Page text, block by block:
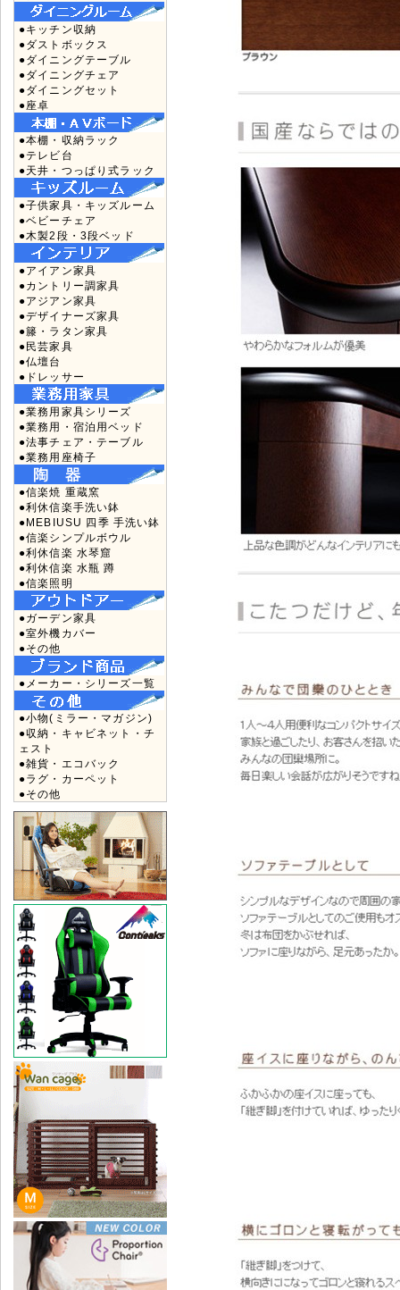
●キッチン収納
●ダストボックス
●ダイニングテーブル
●ダイニングチェア
●ダイニングセット
●座卓
●本棚・収納ラック
●テレビ台
●天井・つっぱり式ラック
●子供家具・キッズルーム
●ベビーチェア
●木製2段・3段ベッド
●アイアン家具
●カントリー調家具
●アジアン家具
●デザイナーズ家具
●籐・ラタン家具
●民芸家具
●仏壇台
●ドレッサー
●業務用家具シリーズ
●業務用・宿泊用ベッド
●法事チェア・テーブル
●業務用座椅子
●信楽焼 重蔵窯
●利休信楽手洗い鉢
●MEBIUSU 四季 手洗い鉢
●信楽シンプルボウル
●利休信楽 水琴窟
●利休信楽 水瓶 蹲
●信楽照明
●ガーデン家具
●室外機カバー
●その他
●メーカー・シリーズ一覧
●小物(ミラー・マガジン)
●収納・キャビネット・チ
ェスト
●雑貨・エコバック
●ラグ・カーペット
●その他